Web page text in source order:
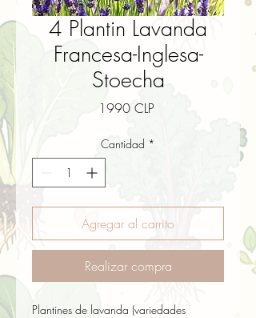
4 Plantin Lavanda
Francesa-Inglesa-
Stoecha
1990 CLPPrecio
Cantidad *
Agregar al carrito
Realizar compra
Plantines de lavanda (variedades